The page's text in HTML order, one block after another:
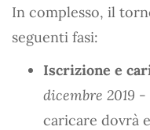
In complesso, il
seguenti fasi:
Iscrizione e
dicembre 2019
caricare dovrà